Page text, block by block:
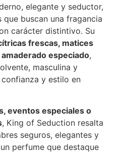
elegante y seductor,
buscan una fragancia
carácter distintivo. Su
frescas, matices
especiado,
masculina y
y estilo en
eventos especiales o
, King of Seduction resalta
seguros, elegantes y
perfume que destaque